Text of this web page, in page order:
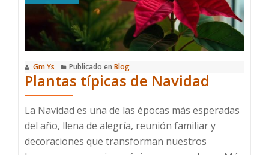
dinero
Gm Ys Publicado en Blog
Plantas típicas de Navidad
La Navidad es una de las épocas más esperadas
del año, llena de alegría, reunión familiar y
decoraciones que transforman nuestros